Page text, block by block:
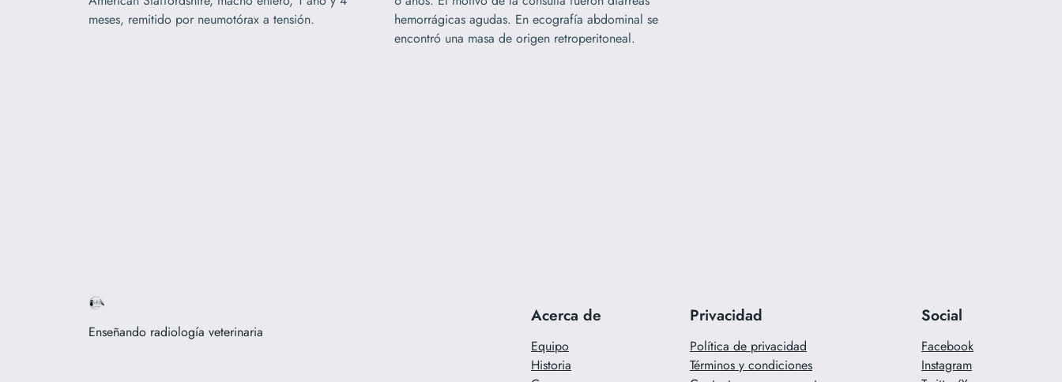
meses, remitido por neumotórax a tensión.
hemorrágicas agudas. En ecografía abdominal se
encontró una masa de origen retroperitoneal.
Enseñando radiología veterinaria
Acerca de
Equipo
Historia
Privacidad
Política de privacidad
Términos y condiciones
Social
Facebook
Instagram